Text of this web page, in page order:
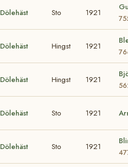
Dölehäst Sto 1921
Dölehäst Hingst 1921
Dölehäst Hingst 1921
Dölehäst Sto 1921
Dölehäst Sto 1921